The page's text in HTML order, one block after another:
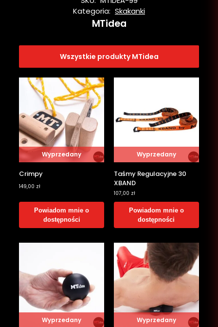
Kategoria: Skakanki
MTidea
Wszystkie produkty MTidea
Wyprzedany
Crimpy
149,00 zł
Powiadom mnie o
dostępności
Wyprzedany
Taśmy Regulacyjne 30
XBAND
107,00 zł
Powiadom mnie o
dostępności
Wyprzedany Wyprzedany